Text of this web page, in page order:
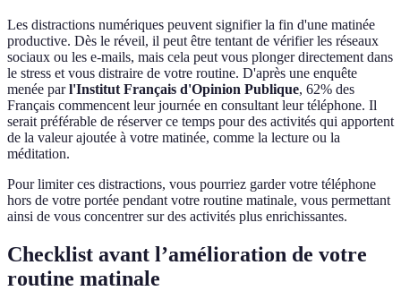
Les distractions numériques peuvent signifier la fin d'une matinée
productive. Dès le réveil, il peut être tentant de vérifier les réseaux
sociaux ou les e-mails, mais cela peut vous plonger directement dans
le stress et vous distraire de votre routine. D'après une enquête
menée parl'Institut Français d'Opinion Publique, 62% des
Français commencent leur journée en consultant leur téléphone. Il
serait préférable de réserver ce temps pour des activités qui apportent
de la valeur ajoutée à votre matinée, comme la lecture ou la
méditation.
Pour limiter ces distractions, vous pourriez garder votre téléphone
hors de votre portée pendant votre routine matinale, vous permettant
ainsi de vous concentrer sur des activités plus enrichissantes.
Checklist avant l’amélioration de votre
routine matinale